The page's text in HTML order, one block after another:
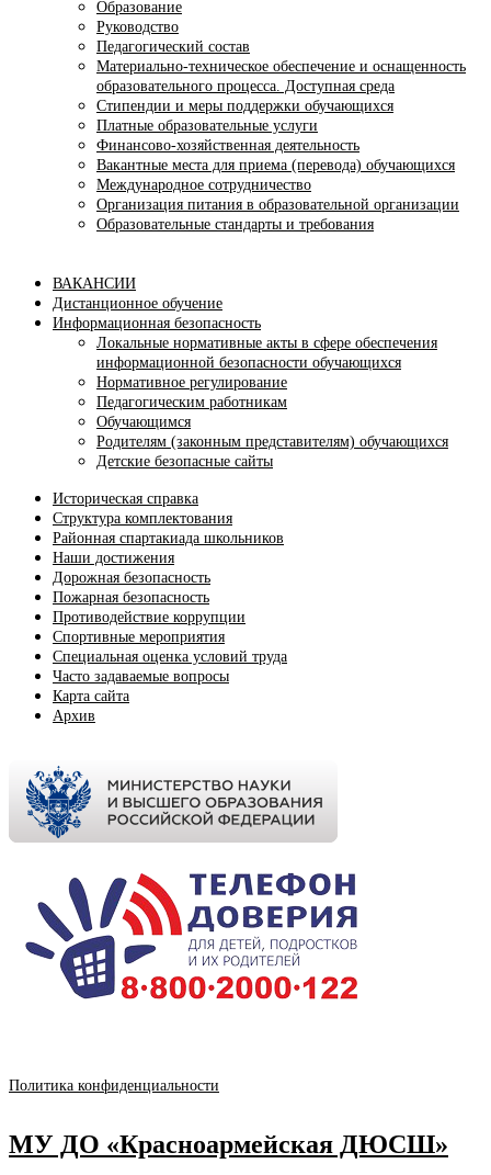
Образование
Руководство
Педагогический состав
Материально-техническое обеспечение и оснащенность
образовательного процесса. Доступная среда
Стипендии и меры поддержки обучающихся
Платные образовательные услуги
Финансово-хозяйственная деятельность
Вакантные места для приема (перевода) обучающихся
Международное сотрудничество
Организация питания в образовательной организации
Образовательные стандарты и требования
ВАКАНСИИ
Дистанционное обучение
Информационная безопасность
Локальные нормативные акты в сфере обеспечения
информационной безопасности обучающихся
Нормативное регулирование
Педагогическим работникам
Обучающимся
Родителям (законным представителям) обучающихся
Детские безопасные сайты
Историческая справка
Структура комплектования
Районная спартакиада школьников
Наши достижения
Дорожная безопасность
Пожарная безопасность
Противодействие коррупции
Спортивные мероприятия
Cпециальная оценка условий труда
Часто задаваемые вопросы
Карта сайта
Архив
Политика конфиденциальности
МУ ДО «Красноармейская ДЮСШ»